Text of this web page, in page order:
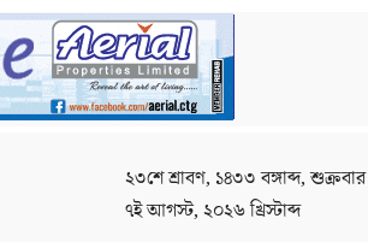
২৩শে শ্রাবণ, ১৪৩৩ বঙ্গাব্দ, শুক্রবার
৭ই আগস্ট, ২০২৬ খ্রিস্টাব্দ